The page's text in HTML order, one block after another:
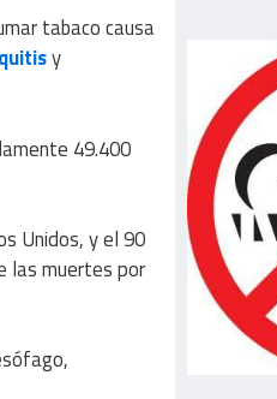
tabaco causa
y
49.400
Unidos, y el 90
las muertes por